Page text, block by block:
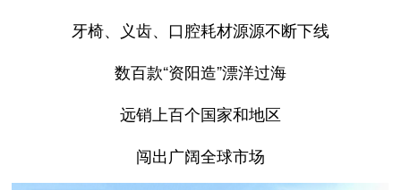
牙椅、义齿、口腔耗材源源不断下线
数百款“资阳造”漂洋过海
远销上百个国家和地区
闯出广阔全球市场